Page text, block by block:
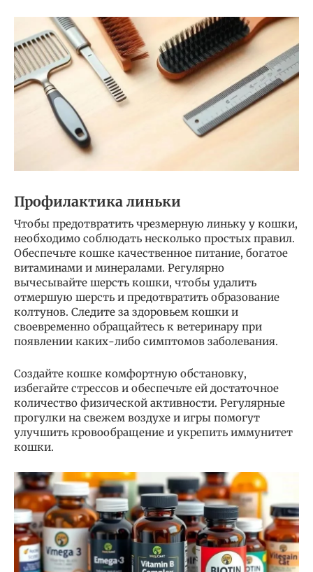
Профилактика линьки
Чтобы предотвратить чрезмерную линьку у кошки,
необходимо соблюдать несколько простых правил.
Обеспечьте кошке качественное питание, богатое
витаминами и минералами. Регулярно
вычесывайте шерсть кошки, чтобы удалить
отмершую шерсть и предотвратить образование
колтунов. Следите за здоровьем кошки и
своевременно обращайтесь к ветеринару при
появлении каких-либо симптомов заболевания.
Создайте кошке комфортную обстановку,
избегайте стрессов и обеспечьте ей достаточное
количество физической активности. Регулярные
прогулки на свежем воздухе и игры помогут
улучшить кровообращение и укрепить иммунитет
кошки.